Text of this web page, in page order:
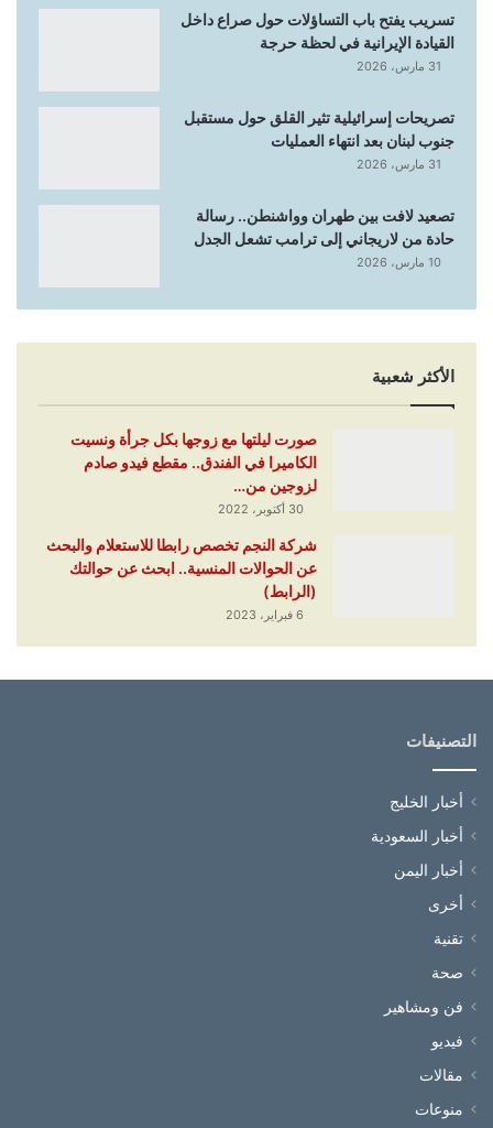
تسريب يفتح باب التساؤلات حول صراع داخل
القيادة الإيرانية في لحظة حرجة
31 مارس، 2026
تصريحات إسرائيلية تثير القلق حول مستقبل
جنوب لبنان بعد انتهاء العمليات
31 مارس، 2026
تصعيد لافت بين طهران وواشنطن.. رسالة
حادة من لاريجاني إلى ترامب تشعل الجدل
10 مارس، 2026
الأكثر شعبية
صورت ليلتها مع زوجها بكل جرأة ونسيت
الكاميرا في الفندق.. مقطع فيدو صادم
لزوجين من…
30 أكتوبر، 2022
شركة النجم تخصص رابطا للاستعلام والبحث
عن الحوالات المنسية.. ابحث عن حوالتك
(الرابط)
6 فبراير، 2023
التصنيفات
أخبار الخليج
أخبار السعودية
أخبار اليمن
أخرى
تقنية
صحة
فن ومشاهير
فيديو
مقالات
منوعات